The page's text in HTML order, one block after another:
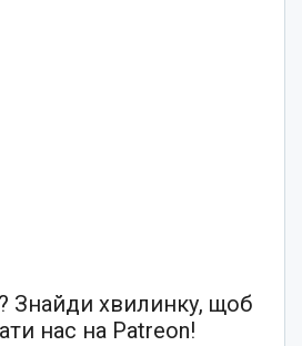
Знайди хвилинку, щоб
нас на Patreon!